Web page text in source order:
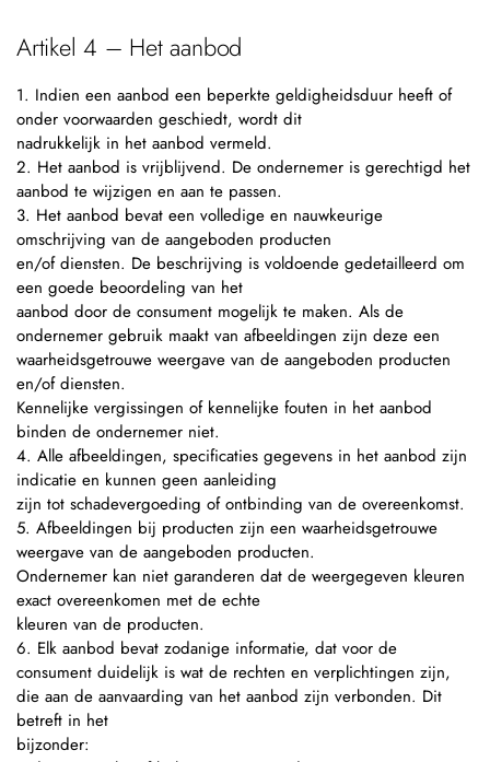
Artikel 4 – Het aanbod
1. Indien een aanbod een beperkte geldigheidsduur heeft of
onder voorwaarden geschiedt, wordt dit
nadrukkelijk in het aanbod vermeld.
2. Het aanbod is vrijblijvend. De ondernemer is gerechtigd het
aanbod te wijzigen en aan te passen.
3. Het aanbod bevat een volledige en nauwkeurige
omschrijving van de aangeboden producten
en/of diensten. De beschrijving is voldoende gedetailleerd om
een goede beoordeling van het
aanbod door de consument mogelijk te maken. Als de
ondernemer gebruik maakt van afbeeldingen zijn deze een
waarheidsgetrouwe weergave van de aangeboden producten
en/of diensten.
Kennelijke vergissingen of kennelijke fouten in het aanbod
binden de ondernemer niet.
4. Alle afbeeldingen, specificaties gegevens in het aanbod zijn
indicatie en kunnen geen aanleiding
zijn tot schadevergoeding of ontbinding van de overeenkomst.
5. Afbeeldingen bij producten zijn een waarheidsgetrouwe
weergave van de aangeboden producten.
Ondernemer kan niet garanderen dat de weergegeven kleuren
exact overeenkomen met de echte
kleuren van de producten.
6. Elk aanbod bevat zodanige informatie, dat voor de
consument duidelijk is wat de rechten en verplichtingen zijn,
die aan de aanvaarding van het aanbod zijn verbonden. Dit
betreft in het
bijzonder: